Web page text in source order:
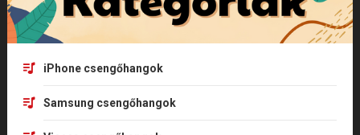
iPhone csengőhangok
Samsung csengőhangok